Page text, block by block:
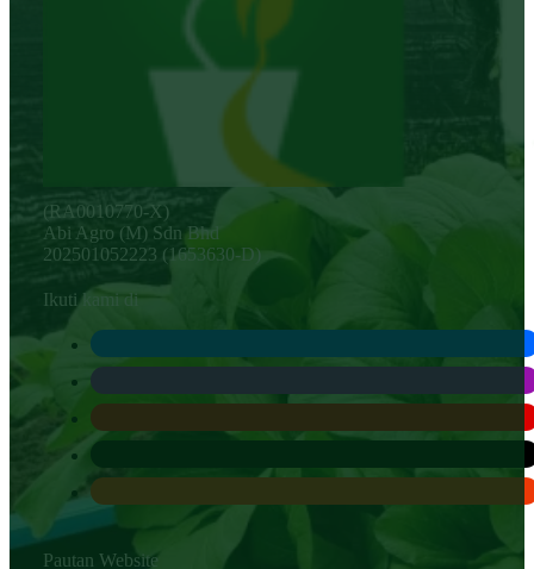
(RA0010770-X)
Abi Agro (M) Sdn Bhd
202501052223 (1653630-D)
Ikuti kami di
Pautan Website